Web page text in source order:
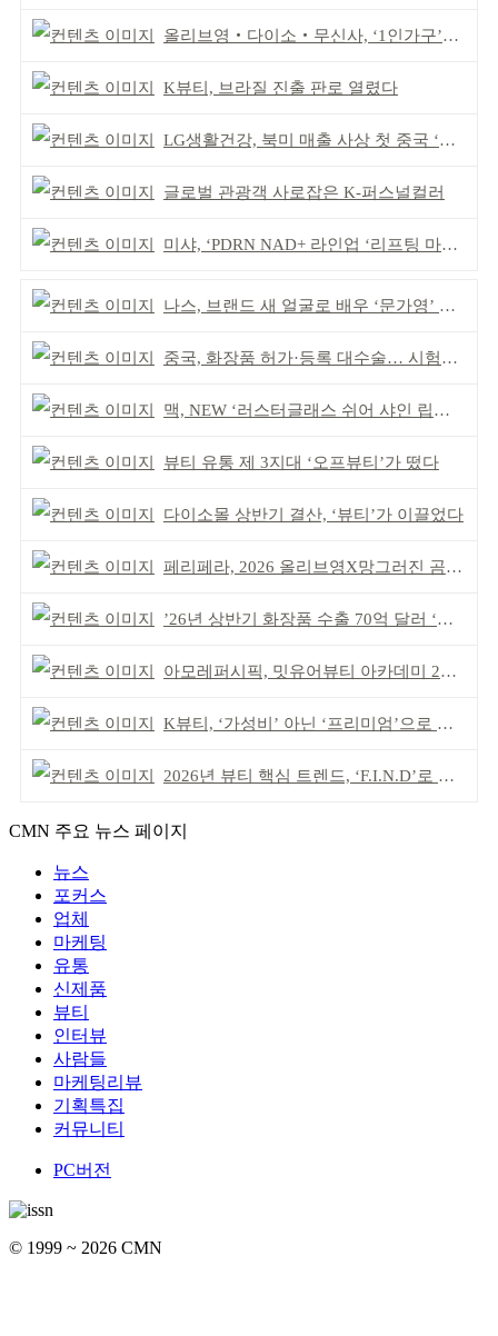
올리브영‧다이소‧무신사, ‘1인가구’가 이끈다
K뷰티, 브라질 진출 판로 열렸다
LG생활건강, 북미 매출 사상 첫 중국 ‘추월’
글로벌 관광객 사로잡은 K-퍼스널컬러
미샤, ‘PDRN NAD+ 라인업 ‘리프팅 마스크’ 출시
나스, 브랜드 새 얼굴로 배우 ‘문가영’ 발탁
중국, 화장품 허가·등록 대수술… 시험자료 공용 허용
맥, NEW ‘러스터글래스 쉬어 샤인 립스틱’ 출시
뷰티 유통 제 3지대 ‘오프뷰티’가 떴다
다이소몰 상반기 결산, ‘뷰티’가 이끌었다
페리페라, 2026 올리브영X망그러진 곰 콜라보
’26년 상반기 화장품 수출 70억 달러 ‘역대 최고’
아모레퍼시픽, 밋유어뷰티 아카데미 2기 발대식
K뷰티, ‘가성비’ 아닌 ‘프리미엄’으로 승부걸어야
2026년 뷰티 핵심 트렌드, ‘F.I.N.D’로 읽는다
CMN 주요 뉴스 페이지
뉴스
포커스
업체
마케팅
유통
신제품
뷰티
인터뷰
사람들
마케팅리뷰
기획특집
커뮤니티
PC버전
© 1999 ~ 2026 CMN